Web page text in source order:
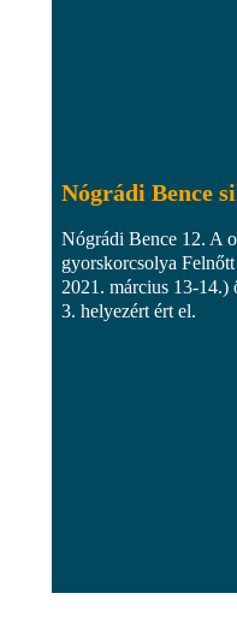
Nógrádi Bence
Nógrádi Bence 12. A
gyorskorcsolya
2021. március 13-14.)
3. helyezért ért el.